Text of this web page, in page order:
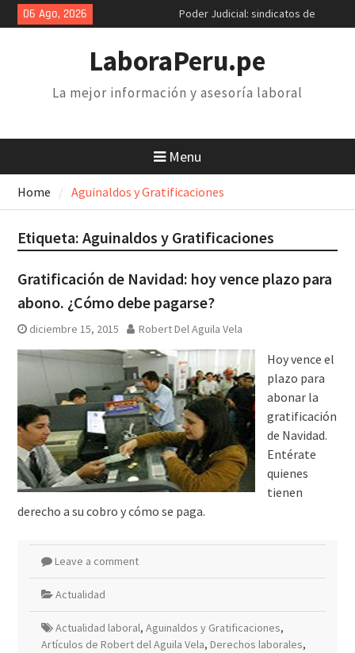
Skip
to
06 Ago, 2026
Poder Judicial: sindicatos de
trabajadores anuncian paro y
Retiro 25% AFP: el descuento
inconstitucional de 2 mil soles y
la necesidad de derogarlo
LaboraPeru.pe
La mejor información y asesoría laboral
Menu
Home Aguinaldos y Gratificaciones
Etiqueta: Aguinaldos y Gratificaciones
Gratificación de Navidad: hoy vence plazo para
abono. ¿Cómo debe pagarse?
diciembre 15, 2015 Robert Del Aguila Vela
Hoy vence el
plazo para
abonar la
gratificación
de Navidad.
Entérate
quienes
tienen
derecho a su cobro y cómo se paga.
Leave a comment
Actualidad
Actualidad laboral, Aguinaldos y Gratificaciones,
Artículos de Robert del Aguila Vela, Derechos laborales,